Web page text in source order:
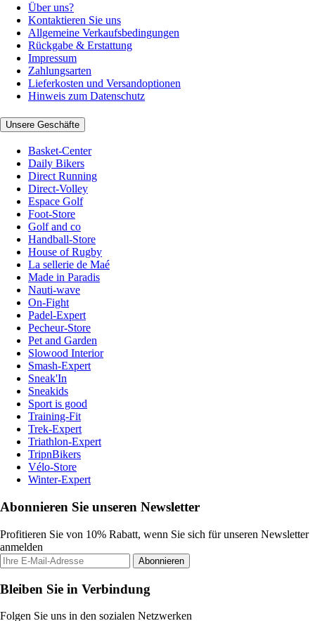
Über uns?
Kontaktieren Sie uns
Allgemeine Verkaufsbedingungen
Rückgabe & Erstattung
Impressum
Zahlungsarten
Lieferkosten und Versandoptionen
Hinweis zum Datenschutz
Unsere Geschäfte
Basket-Center
Daily Bikers
Direct Running
Direct-Volley
Espace Golf
Foot-Store
Golf and co
Handball-Store
House of Rugby
La sellerie de Maé
Made in Paradis
Nauti-wave
On-Fight
Padel-Expert
Pecheur-Store
Pet and Garden
Slowood Interior
Smash-Expert
Sneak'In
Sneakids
Sport is good
Training-Fit
Trek-Expert
Triathlon-Expert
TripnBikers
Vélo-Store
Winter-Expert
Abonnieren Sie unseren Newsletter
Profitieren Sie von 10% Rabatt, wenn Sie sich für unseren Newsletter
anmelden
Abonnieren
Bleiben Sie in Verbindung
Folgen Sie uns in den sozialen Netzwerken